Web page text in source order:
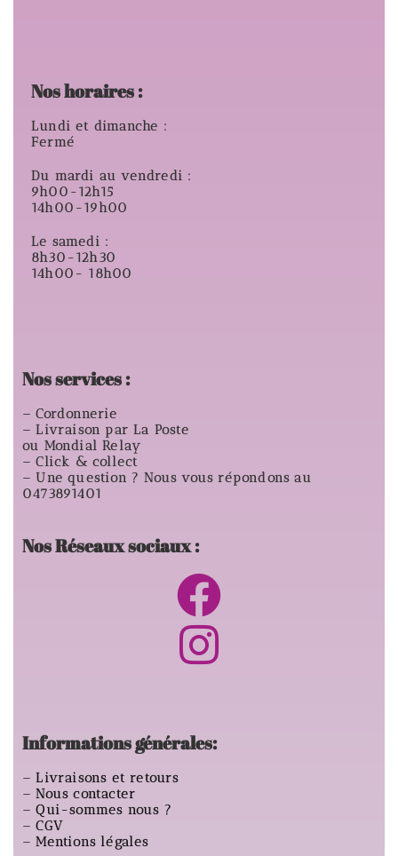
Nos horaires :
Lundi et dimanche :
Fermé
Du mardi au vendredi :
9h00-12h15
14h00-19h00
Le samedi :
8h30-12h30
14h00- 18h00
Nos services :
– Cordonnerie
– Livraison par La Poste
ou Mondial Relay
– Click & collect
– Une question ? Nous vous répondons au
0473891401
Nos Réseaux sociaux :
Informations générales:
–Livraisons et retours
–Nous contacter
–Qui-sommes nous ?
–CGV
–Mentions légales